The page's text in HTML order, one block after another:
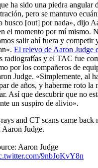
ha sido una piedra angular
pero se mantuvo
busco [out] por nada», dijo
el momento por mí mismo.
salir ahí fuera y competir
El relevo de Aaron Judge
radiografías y el TAC fue
por los compañeros de
Judge. «Simplemente, al
de años, y haberme roto la
Así que descubrir que no
un suspiro de alivio».
and CT scans came back
Aaron Judge.
Aaron Judge
9nbJoKvY8n